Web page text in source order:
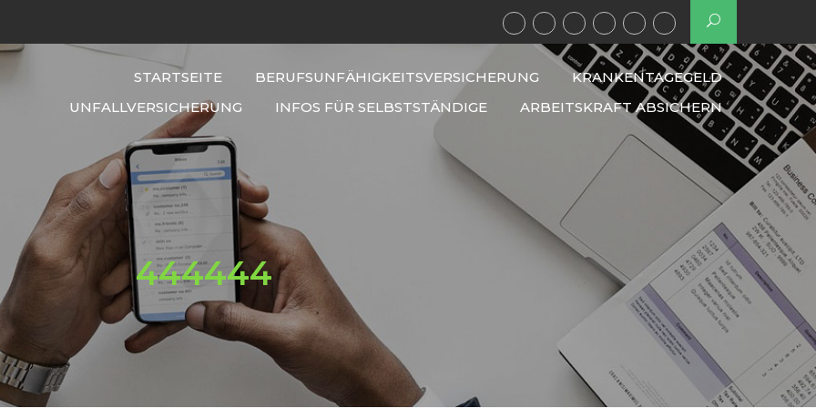
STARTSEITE BERUFSUNFÄHIGKEITSVERSICHERUNG
KRANKENTAGEGELD
UNFALLVERSICHERUNG
INFOS FÜR SELBSTSTÄNDIGE ARBEITSKRAFT ABSICHERN
444444